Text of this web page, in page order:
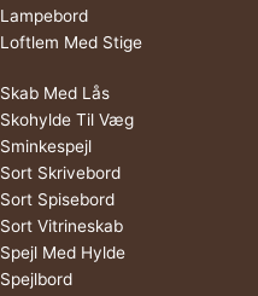
Lampebord
Loftlem Med Stige
Skab Med Lås
Skohylde Til Væg
Sminkespejl
Sort Skrivebord
Sort Spisebord
Sort Vitrineskab
Spejl Med Hylde
Spejlbord